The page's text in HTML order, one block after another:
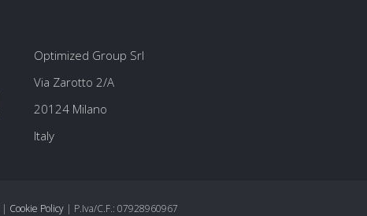
Optimized Group Srl
Via Zarotto 2/A
20124 Milano
Italy
| Cookie Policy | P.Iva/C.F.: 07928960967